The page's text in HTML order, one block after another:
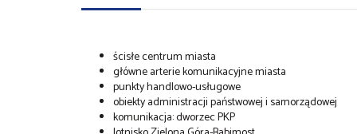
ścisłe centrum miasta
główne arterie komunikacyjne miasta
punkty handlowo-usługowe
obiekty administracji państwowej i samorządowej
komunikacja: dworzec PKP